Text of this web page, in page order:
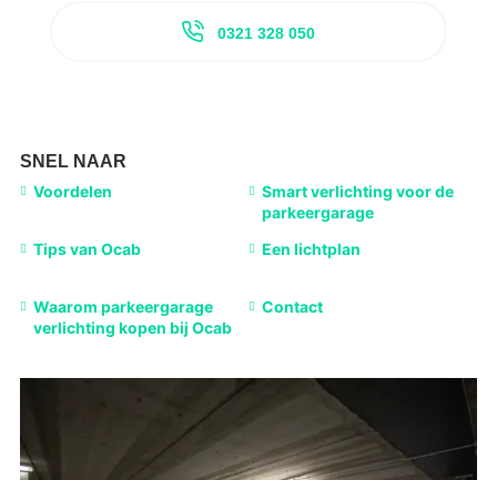
0321 328 050
SNEL NAAR
Voordelen
Smart verlichting voor de
parkeergarage
Tips van Ocab
Een lichtplan
Waarom parkeergarage
verlichting kopen bij Ocab
Contact